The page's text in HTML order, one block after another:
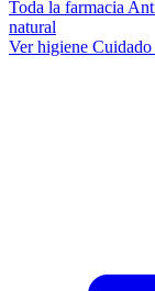
Toda la farmacia
natural
Ver higiene